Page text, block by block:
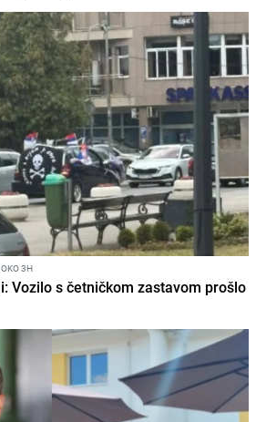
3H
Vozilo s četničkom zastavom prošlo